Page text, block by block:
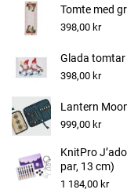
Tomte med
398,00 kr
Glada
398,00 kr
Lantern
999,00 kr
KnitPro
par, 13 cm)
1 184,00 kr